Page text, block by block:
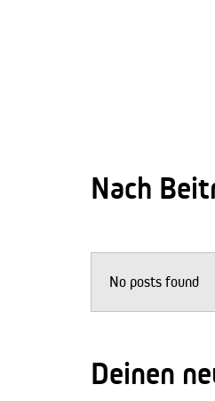
Nach
No posts found
Deinen